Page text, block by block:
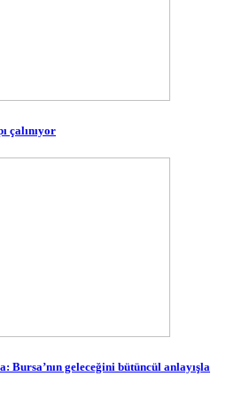
çalınıyor
Bursa’nın geleceğini bütüncül anlayışla